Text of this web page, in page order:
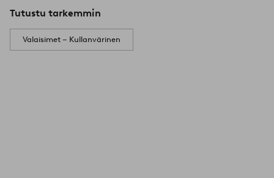
Tutustu tarkemmin
Valaisimet – Kullanvärinen